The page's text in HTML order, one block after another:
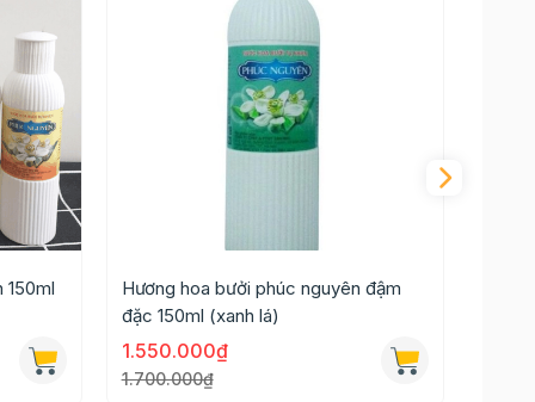
150ml
Hương hoa bưởi phúc nguyên đậm
đặc 150ml (xanh lá)
1.550.000₫
1.700.000₫